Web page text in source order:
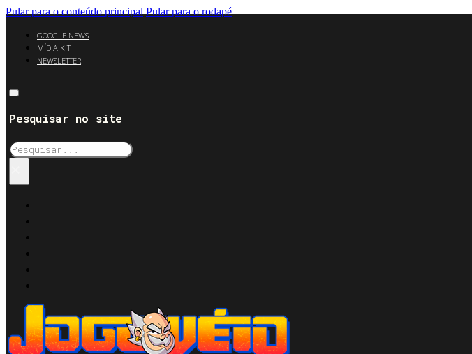
Pular para o conteúdo principal Pular para o rodapé
GOOGLE NEWS
MÍDIA KIT
NEWSLETTER
Pesquisar no site
Pesquisar